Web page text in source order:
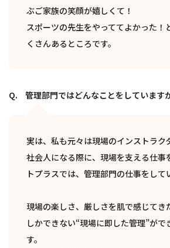
ぶご家族の笑顔が嬉しくて！
スポーツの先生をやっててよかった！
くさんあるところです。
管理部門ではどんなことをしています
実は、私も元々は現場のインストラク
社会人になる際に、現場を支える仕事
トプラスでは、管理部門の仕事をして
現場の楽しさ、厳しさを肌で感じてき
しかできない“現場に即した管理”がで
す。